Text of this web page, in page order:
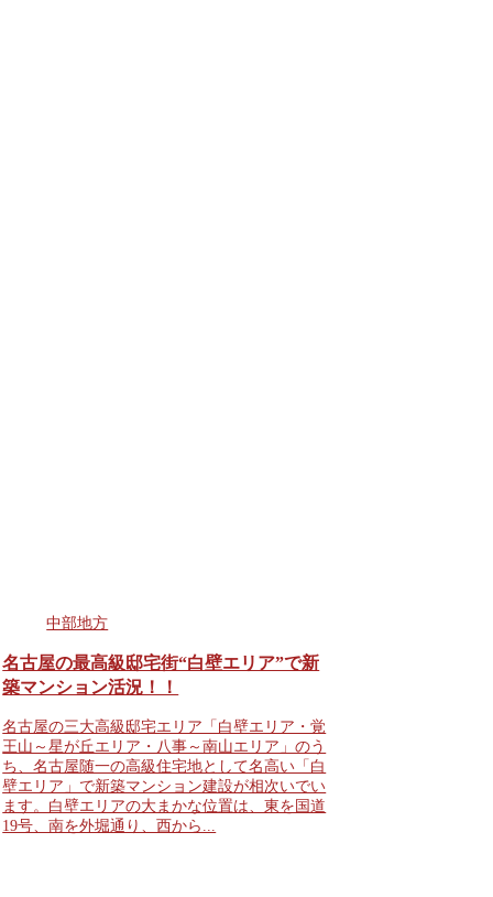
中部地方
名古屋の最高級邸宅街“白壁エリア”で新
築マンション活況！！
名古屋の三大高級邸宅エリア「白壁エリア・覚
王山～星が丘エリア・八事～南山エリア」のう
ち、名古屋随一の高級住宅地として名高い「白
壁エリア」で新築マンション建設が相次いでい
ます。白壁エリアの大まかな位置は、東を国道
19号、南を外堀通り、西から...